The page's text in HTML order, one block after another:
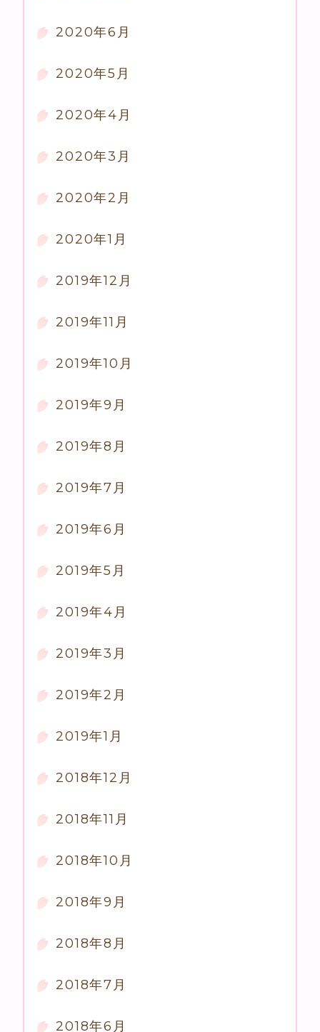
2020年6月
2020年5月
2020年4月
2020年3月
2020年2月
2020年1月
2019年12月
2019年11月
2019年10月
2019年9月
2019年8月
2019年7月
2019年6月
2019年5月
2019年4月
2019年3月
2019年2月
2019年1月
2018年12月
2018年11月
2018年10月
2018年9月
2018年8月
2018年7月
2018年6月